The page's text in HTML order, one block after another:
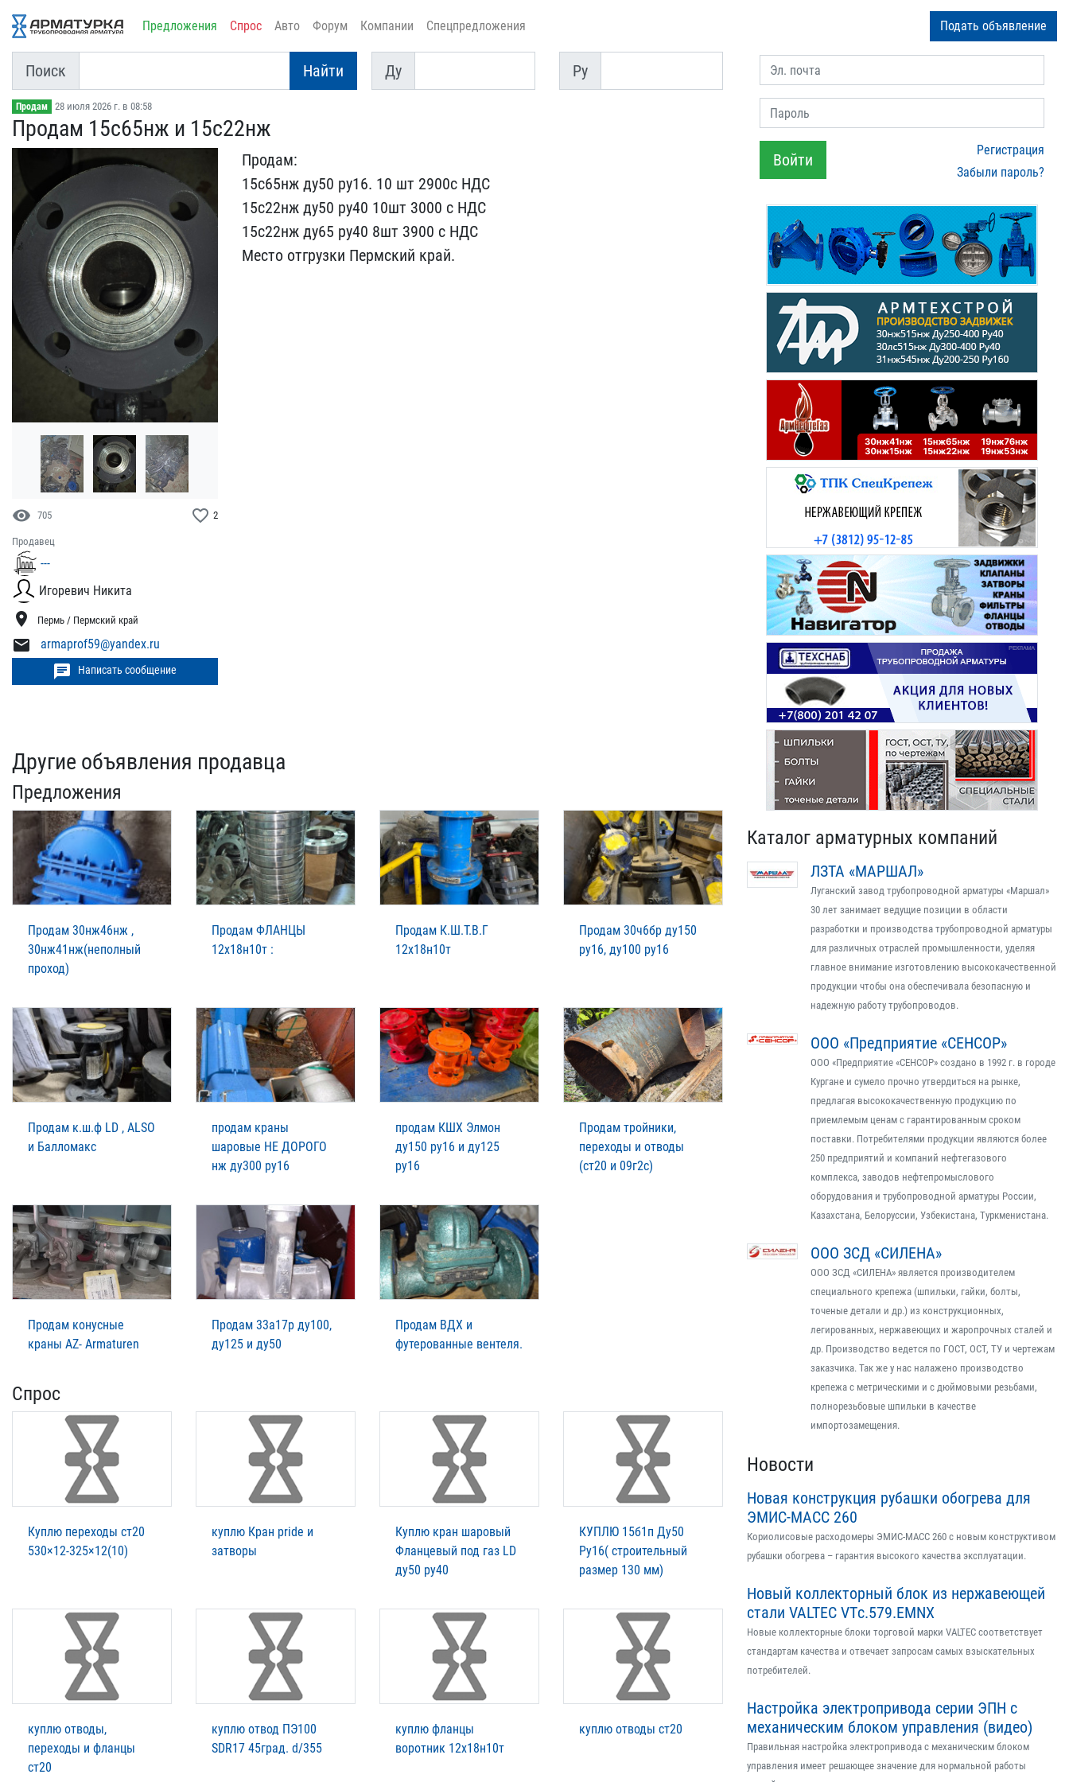
Предложения Спрос Авто Форум Компании Спецпредложения Подать объявление
Поиск Найти
Ду
Ду
Py
Py
Продам 28 июля 2026 г. в 08:58
Продам 15с65нж и 15с22нж
visibility 705 favorite_border 2
Продавец
---
Игоревич Никита
location_on Пермь / Пермский край
mail armaprof59@yandex.ru
chat Написать сообщение
Продам:
15с65нж ду50 ру1​6. 10 шт 2900с НДС
15с22​нж ду50 ру40 10шт 300​0 с НДС
15с22нж ду65 ру4​0 8шт 3900 с НДС
Ме​сто отгрузки Пермский кр​ай.
Другие объявления продавца
Предложения
Продам 30нж46нж ,
30нж41нж(неполный
проход)
Продам ФЛАНЦЫ
12х18н10т :
Продам К.Ш.Т.В.Г
12х18н10т
Продам 30ч6бр ду150
ру16, ду100 ру16
Продам к.ш.ф LD , ALSO
и Балломакс
продам краны
шаровые НЕ ДОРОГО
нж ду300 ру16
продам КШХ Элмон
ду150 ру16 и ду125
ру16
Продам тройники,
переходы и отводы
(ст20 и 09г2с)
Продам конусные
краны AZ- Armaturen
Продам 33а17р ду100,
ду125 и ду50
Продам ВДХ и
футерованные вентеля.
Спрос
Куплю переходы ст20
530×12-325×12(10)
куплю Кран pride и
затворы
Куплю кран шаровый
Фланцевый под газ LD
ду50 ру40
КУПЛЮ 15б1п Ду50
Ру16( строительный
размер 130 мм)
куплю отводы,
переходы и фланцы
ст20
куплю отвод ПЭ100
SDR17 45град. d/355
куплю фланцы
воротник 12х18н10т
куплю отводы ст20
Эл. почта
Пароль
Войти
Регистрация
Забыли пароль?
Каталог арматурных компаний
ЛЗТА «МАРШАЛ»
Луганский завод трубопроводной арматуры «Маршал»
30 лет занимает ведущие позиции в области
разработки и производства трубопроводной арматуры
для различных отраслей промышленности, уделяя
главное внимание изготовлению высококачественной
продукции чтобы она обеспечивала безопасную и
надежную работу трубопроводов.
ООО «Предприятие «СЕНСОР»
ООО «Предприятие «СЕНСОР» создано в 1992 г. в городе
Кургане и сумело прочно утвердиться на рынке,
предлагая высококачественную продукцию по
приемлемым ценам с гарантированным сроком
поставки. Потребителями продукции являются более
250 предприятий и компаний нефтегазового
комплекса, заводов нефтепромыслового
оборудования и трубопроводной арматуры России,
Казахстана, Белоруссии, Узбекистана, Туркменистана.
ООО ЗСД «СИЛЕНА»
ООО ЗСД «СИЛЕНА» является производителем
специального крепежа (шпильки, гайки, болты,
точеные детали и др.) из конструкционных,
легированных, нержавеющих и жаропрочных сталей и
др. Производство ведется по ГОСТ, ОСТ, ТУ и чертежам
заказчика. Так же у нас налажено производство
крепежа с метрическими и с дюймовыми резьбами,
полнорезьбовые шпильки в качестве
импортозамещения.
Новости
Новая конструкция рубашки обогрева для
ЭМИС-МАСС 260
Кориолисовые расходомеры ЭМИС-МАСС 260 с новым конструктивом
рубашки обогрева – гарантия высокого качества эксплуатации.
Новый коллекторный блок из нержавеющей
стали VALTEC VTс.579.EMNX
Новые коллекторные блоки торговой марки VALTEC соответствует
стандартам качества и отвечает запросам самых взыскательных
потребителей.
Настройка электропривода серии ЭПН с
механическим блоком управления (видео)
Правильная настройка электропривода с механическим блоком
управления имеет решающее значение для нормальной работы